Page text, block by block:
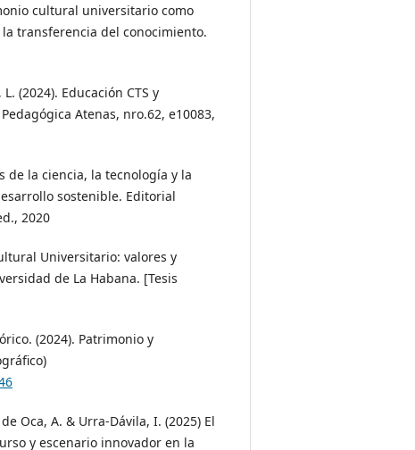
cultural universitario como
transferencia del conocimiento.
(2024). Educación CTS y
Atenas, nro.62, e10083,
de la ciencia, la tecnología y la
sostenible. Editorial
2020
Universitario: valores y
de La Habana. [Tesis
(2024). Patrimonio y
Oca, A. & Urra-Dávila, I. (2025) El
y escenario innovador en la